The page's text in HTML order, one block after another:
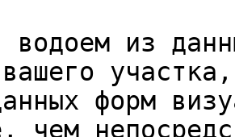
водоем из
форм
чем